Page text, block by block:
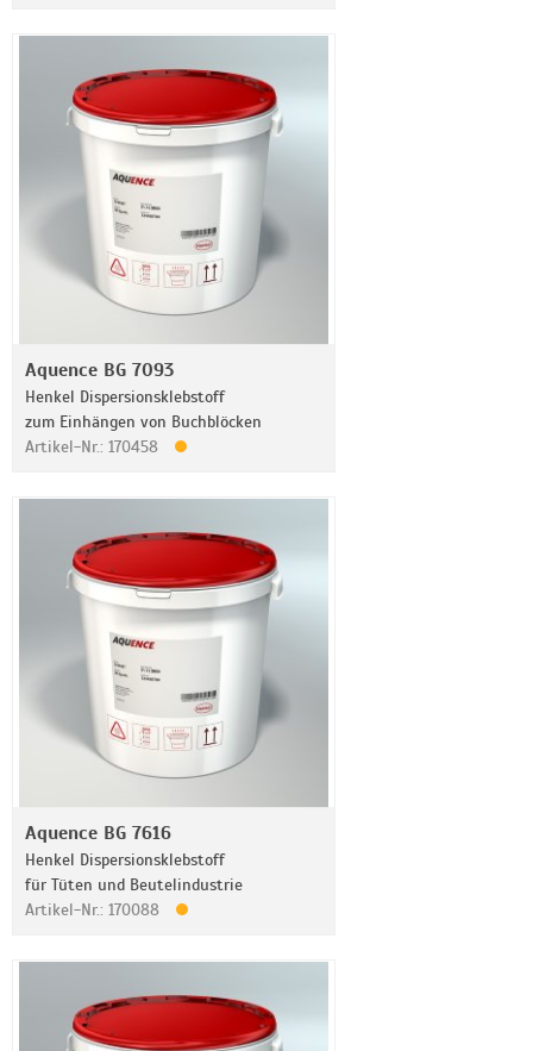
Aquence BG 7093
Henkel Dispersionsklebstoff
zum Einhängen von Buchblöcken
Artikel-Nr.: 170458
Aquence BG 7616
Henkel Dispersionsklebstoff
für Tüten und Beutelindustrie
Artikel-Nr.: 170088